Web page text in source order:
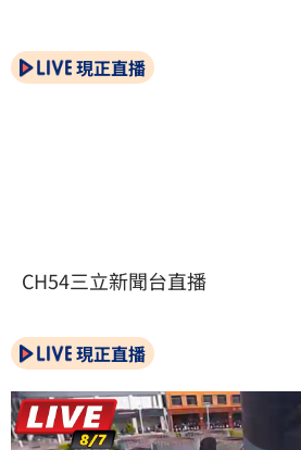
現正直播
CH54三立新聞台直播
現正直播